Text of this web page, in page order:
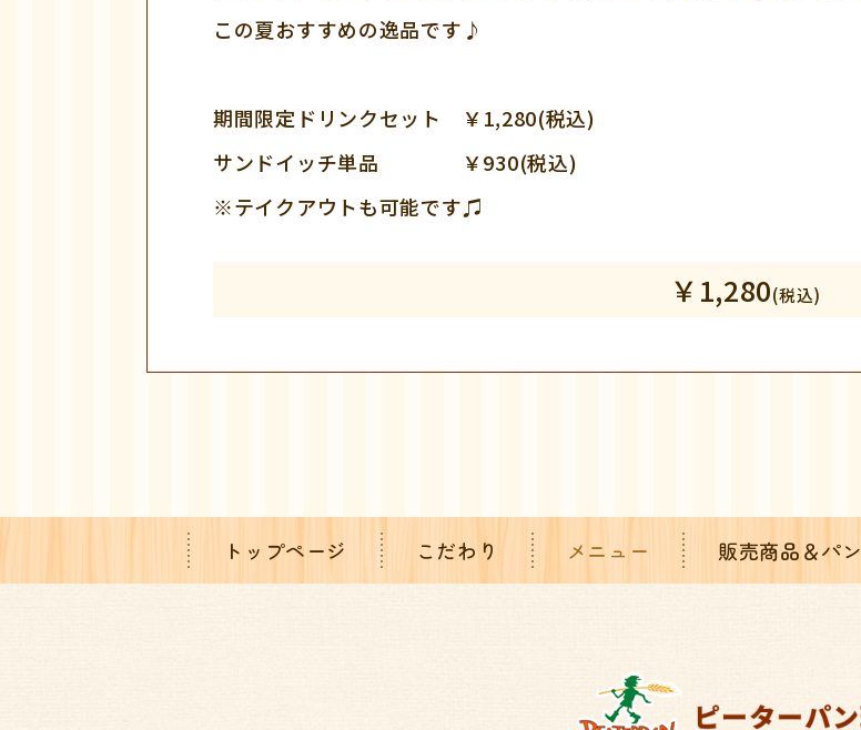
この夏おすすめの逸品です♪
期間限定ドリンクセット ￥1,280(税込)
サンドイッチ単品 ￥930(税込)
※テイクアウトも可能です♫
￥1,280(税込)
トップページ こだわり メニュー 販売商品＆パン